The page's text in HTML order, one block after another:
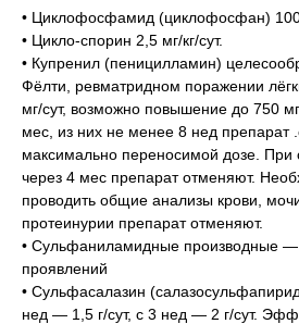
• Циклофосфамид (циклофосфан)
• Цикло-спорин 2,5 мг/кг/сут.
• Купренил (пеницилламин)
Фёлти, ревматридном поражении
мг/сут, возможно повышение до 750
мес, из них не менее 8 нед препарат
максимально переносимой дозе. При
через 4 мес препарат отменяют.
проводить общие анализы крови,
протеинурии препарат отменяют.
• Сульфаниламидные производные
проявлений
• Сульфасалазин
нед — 1,5 г/сут, с 3 нед — 2 г/сут.